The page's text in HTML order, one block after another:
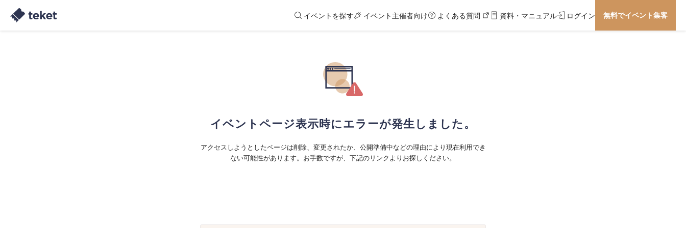
イベントを探す イベント主催者向け よくある質問 資料・マニュアル ログイン 無料でイベント集客
イベントページ表示時にエラーが発生しました。
アクセスしようとしたページは削除、変更されたか、公開準備中などの理由により現在利用でき
ない可能性があります。お手数ですが、下記のリンクよりお探しください。